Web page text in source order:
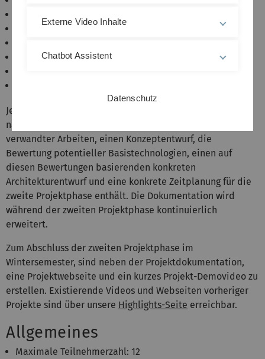
Konzeptentwurf
Selbständiges Erarbeiten technischer Grundlagen
Jede Gruppe fertigt eine Projektdokumentation an, die
nach Abschluss der ersten Phase die Bewertung
verwandter Arbeiten, einen Konzeptentwurf, die
Bewertung potentieller Basistechnologien, einen auf
diesen Bewertungen basierenden konkreten
Architekturentwurf und eine konkrete Zeitplanung für die
zweite Projektphase enthält. Die Dokumentation wird
während der zweiten Projektphase kontinuierlich
erweitert.
Zum Abschluss der zweiten Projektphase im
Wintersemester, sind neben der Projektdokumentation,
eine Projektwebseite und ein kurzes Projekt-Demovideo zu
erstellen. Existierende Videos und Webseiten vorheriger
Projekte sind über unsere Highlights-Seite erreichbar.
Allgemeines
Maximale Teilnehmerzahl: 12
Externe Video Inhalte
Chatbot Assistent
Datenschutz